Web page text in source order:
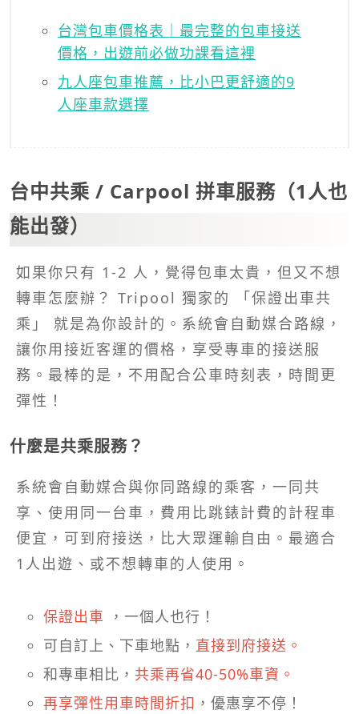
台灣包車價格表｜最完整的包車接送
價格，出遊前必做功課看這裡
九人座包車推薦，比小巴更舒適的9
人座車款選擇
台中共乘 / Carpool 拼車服務（1人也
能出發）
如果你只有 1-2 人，覺得包車太貴，但又不想
轉車怎麼辦？ Tripool 獨家的 「保證出車共
乘」 就是為你設計的。系統會自動媒合路線，
讓你用接近客運的價格，享受專車的接送服
務。最棒的是，不用配合公車時刻表，時間更
彈性！
什麼是共乘服務？
系統會自動媒合與你同路線的乘客，一同共
享、使用同一台車，費用比跳錶計費的計程車
便宜，可到府接送，比大眾運輸自由。最適合
1人出遊、或不想轉車的人使用。
保證出車 ，一個人也行！
可自訂上、下車地點， 直接到府接送。
和專車相比， 共乘再省40-50%車資。
再享彈性用車時間折扣 ，優惠享不停！